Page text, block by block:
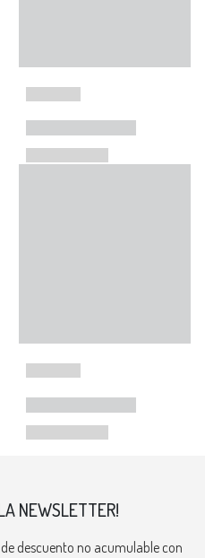
NEWSLETTER!
descuento no acumulable con